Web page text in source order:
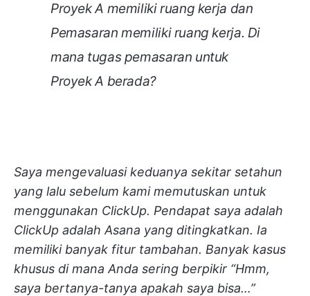
Proyek A memiliki ruang kerja dan
Pemasaran memiliki ruang kerja. Di
mana tugas pemasaran untuk
Proyek A berada?
Saya mengevaluasi keduanya sekitar setahun
yang lalu sebelum kami memutuskan untuk
menggunakan ClickUp. Pendapat saya adalah
ClickUp adalah Asana yang ditingkatkan. Ia
memiliki banyak fitur tambahan. Banyak kasus
khusus di mana Anda sering berpikir “Hmm,
saya bertanya-tanya apakah saya bisa…”